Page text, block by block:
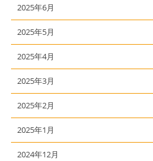
2025年6月
2025年5月
2025年4月
2025年3月
2025年2月
2025年1月
2024年12月